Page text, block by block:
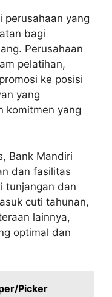
perusahaan yang
bagi
Perusahaan
pelatihan,
ke posisi
yang
komitmen yang
Bank Mandiri
dan fasilitas
tunjangan dan
cuti tahunan,
lainnya,
optimal dan
Picker